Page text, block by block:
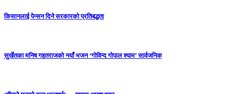
किसानलाई पेन्सन दिने सरकारको प्रतिबद्धता
सुर्खेतका मनिष गहतराजको नयाँ भजन ‘गोविन्द गोपाल श्याम’ सार्वजनिक